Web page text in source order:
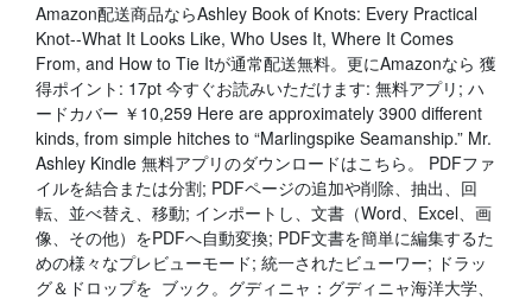
Amazon配送商品ならAshley Book of Knots: Every Practical
Knot--What It Looks Like, Who Uses It, Where It Comes
From, and How to Tie Itが通常配送無料。更にAmazonなら 獲
得ポイント: 17pt 今すぐお読みいただけます: 無料アプリ; ハ
ードカバー ￥10,259 Here are approximately 3900 different
kinds, from simple hitches to “Marlingspike Seamanship.” Mr.
Ashley Kindle 無料アプリのダウンロードはこちら。 PDFファ
イルを結合または分割; PDFページの追加や削除、抽出、回
転、並べ替え、移動; インポートし、文書（Word、Excel、画
像、その他）をPDFへ自動変換; PDF文書を簡単に編集するた
めの様々なプレビューモード; 統一されたビューワー; ドラッ
グ＆ドロップを ブック。グディニャ：グディニャ海洋大学、